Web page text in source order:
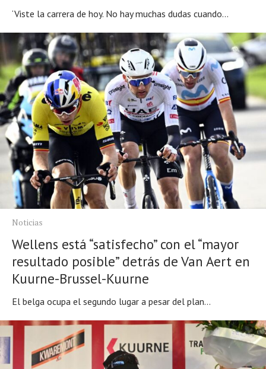
‘Viste la carrera de hoy. No hay muchas dudas cuando...
Noticias
Wellens está “satisfecho” con el “mayor
resultado posible” detrás de Van Aert en
Kuurne-Brussel-Kuurne
El belga ocupa el segundo lugar a pesar del plan...